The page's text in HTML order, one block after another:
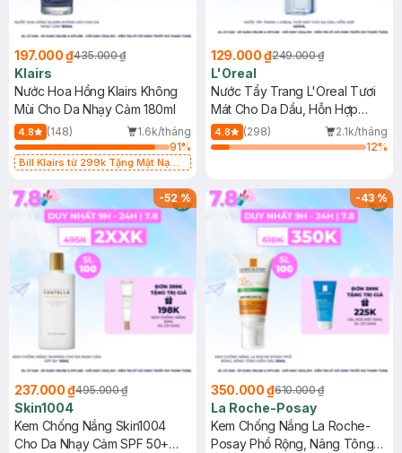
197.000 ₫435.000 ₫
Klairs
Nước Hoa Hồng Klairs Không
Mùi Cho Da Nhạy Cảm 180ml
4.8 (148)
1.6k/tháng
91%
Bill Klairs từ 299k Tặng Mặt Nạ
25ml (SL Có Hạn)
129.000 ₫249.000 ₫
L'Oreal
Nước Tẩy Trang L'Oreal Tươi
Mát Cho Da Dầu, Hỗn Hợp
400ml
4.8 (298)
2.1k/tháng
12%
-52%
237.000 ₫495.000 ₫
Skin1004
Kem Chống Nắng Skin1004
Cho Da Nhạy Cảm SPF 50+
-43%
350.000 ₫610.000 ₫
La Roche-Posay
Kem Chống Nắng La Roche-
Posay Phổ Rộng, Nâng Tông